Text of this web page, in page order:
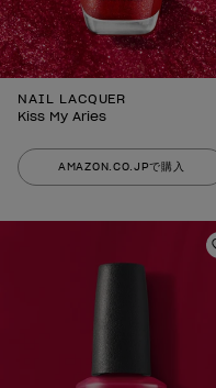
NAIL LACQUER
Kiss My Aries
AMAZON.CO.JPで購入